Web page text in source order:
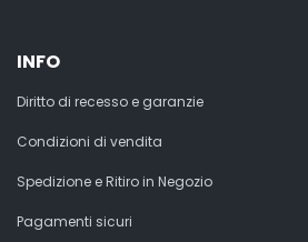
INFO
Diritto di recesso e garanzie
Condizioni di vendita
Spedizione e Ritiro in Negozio
Pagamenti sicuri